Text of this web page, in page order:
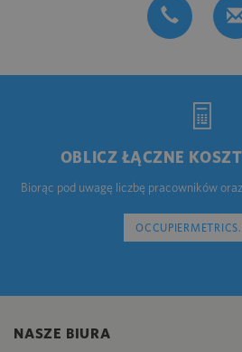
OBLICZ ŁĄCZNE
Biorąc pod uwagę liczbę pracowników
NASZE BIURA